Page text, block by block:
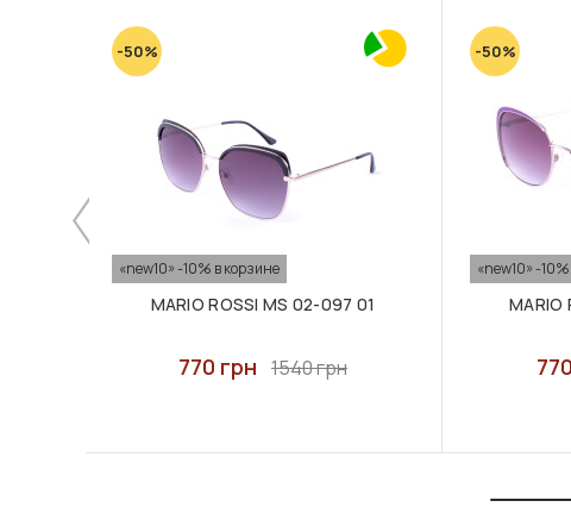
-50%
«new10» -10% в корзине
MARIO ROSSI MS 02-097 01
770 грн 1540 грн
-50%
«new10» -
MARIO